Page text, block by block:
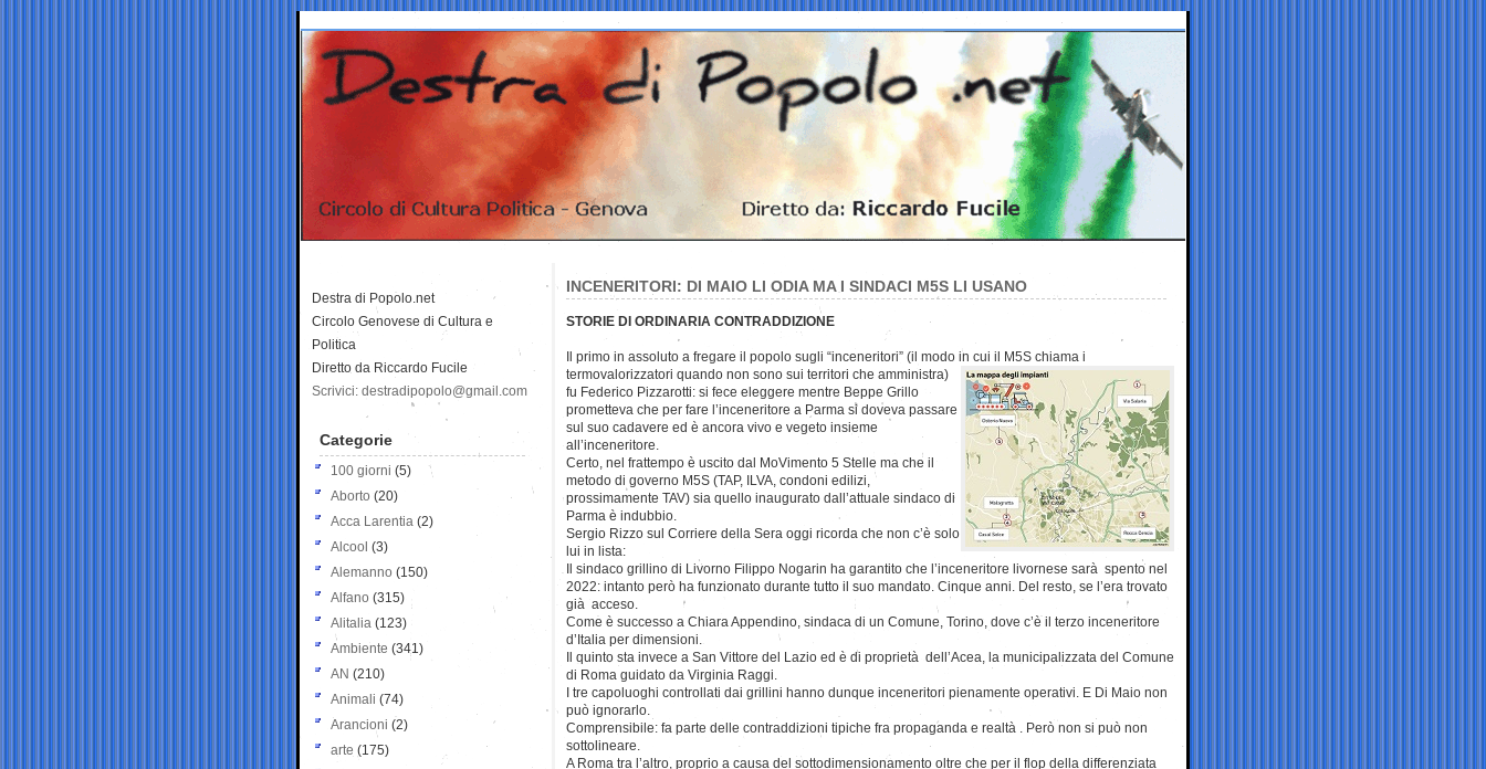
INCENERITORI: DI MAIO LI ODIA MA I SINDACI M5S LI USANO
STORIE DI ORDINARIA CONTRADDIZIONE
Il primo in assoluto a fregare il popolo sugli “inceneritori” (il modo in cui il M5S chiama i
termovalorizzatori quando non sono sui territori che amministra)
fu Federico Pizzarotti: si fece eleggere mentre Beppe Grillo
prometteva che per fare l’inceneritore a Parma si doveva passare
sul suo cadavere ed è ancora vivo e vegeto insieme
all’inceneritore.
Certo, nel frattempo è uscito dal MoVimento 5 Stelle ma che il
metodo di governo M5S (TAP, ILVA, condoni edilizi,
prossimamente TAV) sia quello inaugurato dall’attuale sindaco di
Parma è indubbio.
Sergio Rizzo sul Corriere della Sera oggi ricorda che non c’è solo
lui in lista:
Il sindaco grillino di Livorno Filippo Nogarin ha garantito che l’inceneritore livornese sarà spento nel
2022: intanto però ha funzionato durante tutto il suo mandato. Cinque anni. Del resto, se l’era trovato
già acceso.
Come è successo a Chiara Appendino, sindaca di un Comune, Torino, dove c’è il terzo inceneritore
d’Italia per dimensioni.
Il quinto sta invece a San Vittore del Lazio ed è di proprietà dell’Acea, la municipalizzata del Comune
di Roma guidato da Virginia Raggi.
I tre capoluoghi controllati dai grillini hanno dunque inceneritori pienamente operativi. E Di Maio non
può ignorarlo.
Comprensibile: fa parte delle contraddizioni tipiche fra propaganda e realtà . Però non si può non
sottolineare.
A Roma tra l’altro, proprio a causa del sottodimensionamento oltre che per il flop della differenziata
Destra di Popolo.net
Circolo Genovese di Cultura e
Politica
Diretto da Riccardo Fucile
Scrivici: destradipopolo@gmail.com
Categorie
100 giorni (5)
Aborto (20)
Acca Larentia (2)
Alcool (3)
Alemanno (150)
Alfano (315)
Alitalia (123)
Ambiente (341)
AN (210)
Animali (74)
Arancioni (2)
arte (175)